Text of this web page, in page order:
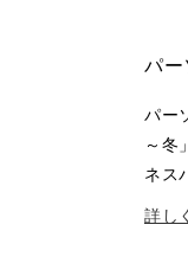
パー
パー
～冬
ネス
詳し